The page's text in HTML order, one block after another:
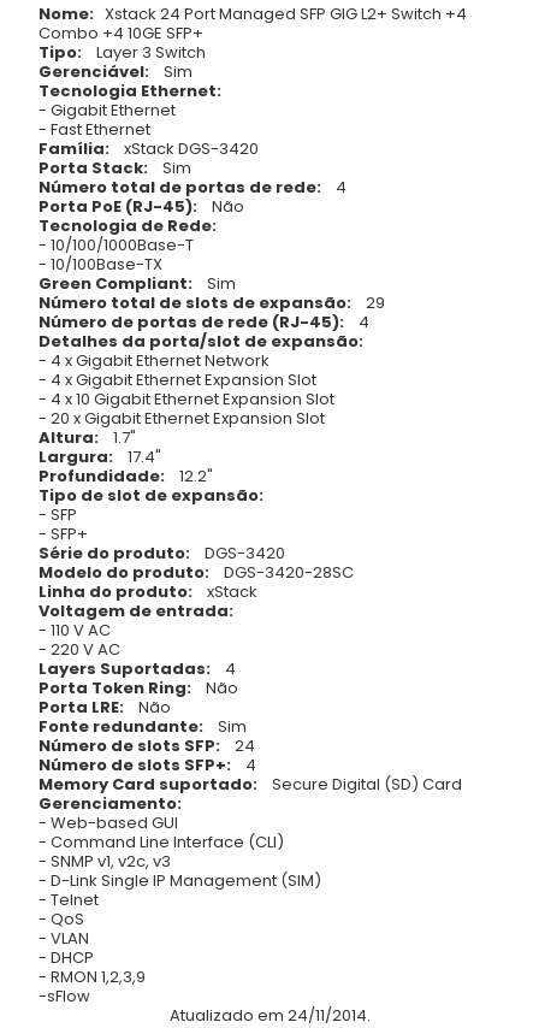
Nome: Xstack 24 Port Managed SFP GIG L2+ Switch +4
Combo +4 10GE SFP+
Tipo: Layer 3 Switch
Gerenciável: Sim
Tecnologia Ethernet:
- Gigabit Ethernet
- Fast Ethernet
Família: xStack DGS-3420
Porta Stack: Sim
Número total de portas de rede: 4
Porta PoE (RJ-45): Não
Tecnologia de Rede:
- 10/100/1000Base-T
- 10/100Base-TX
Green Compliant: Sim
Número total de slots de expansão: 29
Número de portas de rede (RJ-45): 4
Detalhes da porta/slot de expansão:
- 4 x Gigabit Ethernet Network
- 4 x Gigabit Ethernet Expansion Slot
- 4 x 10 Gigabit Ethernet Expansion Slot
- 20 x Gigabit Ethernet Expansion Slot
Altura: 1.7"
Largura: 17.4"
Profundidade: 12.2"
Tipo de slot de expansão:
- SFP
- SFP+
Série do produto: DGS-3420
Modelo do produto: DGS-3420-28SC
Linha do produto: xStack
Voltagem de entrada:
- 110 V AC
- 220 V AC
Layers Suportadas: 4
Porta Token Ring: Não
Porta LRE: Não
Fonte redundante: Sim
Número de slots SFP: 24
Número de slots SFP+: 4
Memory Card suportado: Secure Digital (SD) Card
Gerenciamento:
- Web-based GUI
- Command Line Interface (CLI)
- SNMP v1, v2c, v3
- D-Link Single IP Management (SIM)
- Telnet
- QoS
- VLAN
- DHCP
- RMON 1,2,3,9
-sFlow
Atualizado em 24/11/2014.